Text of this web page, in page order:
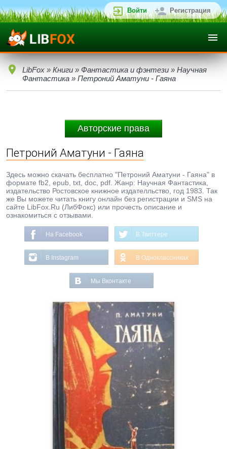
Войти Регистрация
LibFox » Книги » Фантастика и фэнтези » Научная
Фантастика » Петроний Аматуни - Гаяна
Авторские права
Петроний Аматуни - Гаяна
Здесь можно скачать бесплатно "Петроний Аматуни - Гаяна" в
формате fb2, epub, txt, doc, pdf. Жанр: Научная Фантастика,
издательство Ростовское книжное издателльство, год 1983. Так
же Вы можете читать книгу онлайн без регистрации и SMS на
сайте LibFox.Ru (ЛибФокс) или прочесть описание и
ознакомиться с отзывами.
На Facebook В Твиттере
В Instagram В Одноклассниках
Мы Вконтакте